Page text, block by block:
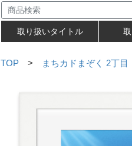
取り扱いタイトル
TOP > まちカドまぞく 2丁目